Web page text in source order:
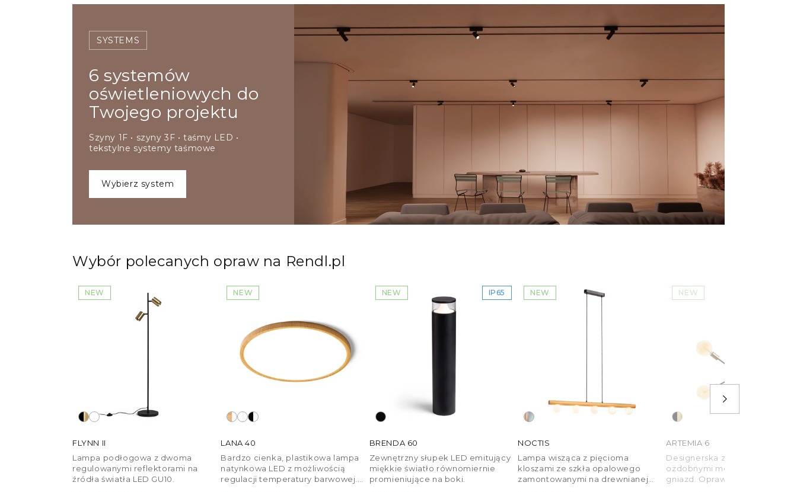
SYSTEMS
6 systemów
oświetleniowych do
Twojego projektu
Szyny 1F • szyny 3F • taśmy LED •
tekstylne systemy taśmowe
wybierz system
Wybór polecanych opraw na Rendl.pl
NEW
FLYNN II
Lampa podłogowa z dwoma
regulowanymi reflektorami na
źródła światła LED GU10.
NEW
LANA 40
Bardzo cienka, plastikowa lampa
natynkowa LED z możliwością
regulacji temperatury barwowej.
NEW IP65
BRENDA 60
Zewnętrzny słupek LED emitujący
miękkie światło równomiernie
promieniujące na boki.
NEW
NOCTIS
Lampa wisząca z pięcioma
kloszami ze szkła opalowego
zamontowanymi na drewnianej
NEW
ARTEMIA 6
Designerska zawieszka na
ozdobnymi mosiężnymi
gniazd. Oprawę można